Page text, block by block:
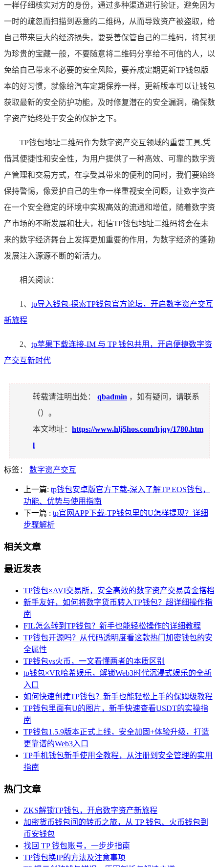
一样仔细核实对方的身份，通过多种渠道进行验证，避免因为
一时的疏忽而扫描到恶意的二维码，从而导致资产被盗取，给
自己带来巨大的经济损失，要妥善保管自己的二维码，将其视
为珍贵的宝藏一般，不要随意将二维码分享给不可信的人，以
免给自己带来不必要的安全风险，要养成定期更新TP钱包版
本的好习惯，就像给汽车定期保养一样，更新版本可以让钱包
获取最新的安全防护功能，及时修复潜在的安全漏洞，确保数
字资产始终处于安全的保护之下。
TP钱包地址二维码作为数字资产交互领域的重要工具,凭
借其便捷性和安全性，为用户提供了一种高效、可靠的数字资
产管理和交易方式，在享受其带来的便利的同时，我们要始终
保持警惕，像爱护自己的生命一样重视安全问题，让数字资产
在一个安全稳定的环境中实现高效的流通和增值，随着数字资
产市场的不断发展和壮大，相信TP钱包地址二维码将会在未
来的数字经济舞台上发挥更加重要的作用，为数字经济的蓬勃
发展注入源源不断的新活力。
相关阅读：
1、 tp导入钱包-探索TP钱包官方论坛，开启数字资产交互
新旅程
2、 tp苹果下载连接-IM 与 TP 钱包共用，开启便捷数字资
产交互新时代
转载请注明出处： qbadmin ，如有疑问，请联系
（）。
本文地址： https://www.hlj5hos.com/hjqy/1780.htm
l
标签： 数字资产交互
上一篇: tp钱包安卓版官方下载-深入了解TP EOS钱包，
功能、优势与使用指南
下一篇 : tp官网APP下载-TP钱包里的U怎样提现？详细
步骤解析
相关文章
最近发表
TP钱包×AVI交易所，安全高效的数字资产交易黄金搭档
新手友好，如何将数字货币转入TP钱包？超详细操作指
南
FIL怎么转到TP钱包？新手也能轻松操作的详细教程
TP钱包开源吗？从代码透明度看这款热门加密钱包的安
全属性
TP钱包vs火币，一文看懂两者的本质区别
tp钱包×VR哈希娱乐，解锁Web3时代沉浸式娱乐的全新
入口
如何快速创建TP钱包？新手也能轻松上手的保姆级教程
TP钱包里面有U的图片，新手快速查看USDT的实操指
南
TP钱包1.5.9版本正式上线，安全加固+体验升级，打造
更靠谱的Web3入口
TP手机钱包新手使用全教程，从注册到安全管理的实用
指南
热门文章
ZKS解锁TP钱包，开启数字资产新旅程
加密货币钱包间的转币之旅，从 TP 钱包、火币钱包到
币安钱包
找回 TP 钱包账号，一步步指南
TP钱包换IP的方法及注意事项